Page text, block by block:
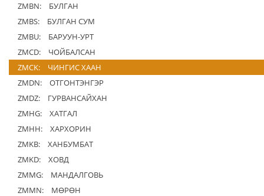
ZMBN:
БУЛГАН
ZMBS:
БУЛГАН СУМ
ZMBU:
БАРУУН-УРТ
ZMCD:
ЧОЙБАЛСАН
ZMCK:
ЧИНГИС ХААН
ZMDN:
ОТГОНТЭНГЭР
ZMDZ:
ГУРВАНСАЙХАН
ZMHG:
ХАТГАЛ
ZMHH:
ХАРХОРИН
ZMKB:
ХАНБУМБАТ
ZMKD:
ХОВД
ZMMG:
МАНДАЛГОВЬ
ZMMN:
МӨРӨН